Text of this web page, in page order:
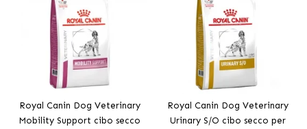
Royal Canin Dog Veterinary
Mobility Support cibo secco
Royal Canin Dog Veterinary
Urinary S/O cibo secco per